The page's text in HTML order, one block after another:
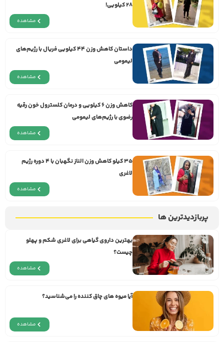
۲۸ کیلویی!
مشاهده
داستان کاهش وزن ۴۴ کیلویی فریال با رژیم‌های
لیمومی
مشاهده
کاهش وزن ۶ کیلویی و درمان کلسترول خون رقیه
رضوی با رژیم‌های لیمومی
مشاهده
۳۵ کیلو کاهش وزن الناز نگهبان با ۴ دوره رژیم
لاغری
مشاهده
پربازدیدترین ها
بهترین داروی گیاهی برای لاغری شکم و پهلو
چیست؟
مشاهده
آیا میوه های چاق کننده را می‌شناسید؟
مشاهده